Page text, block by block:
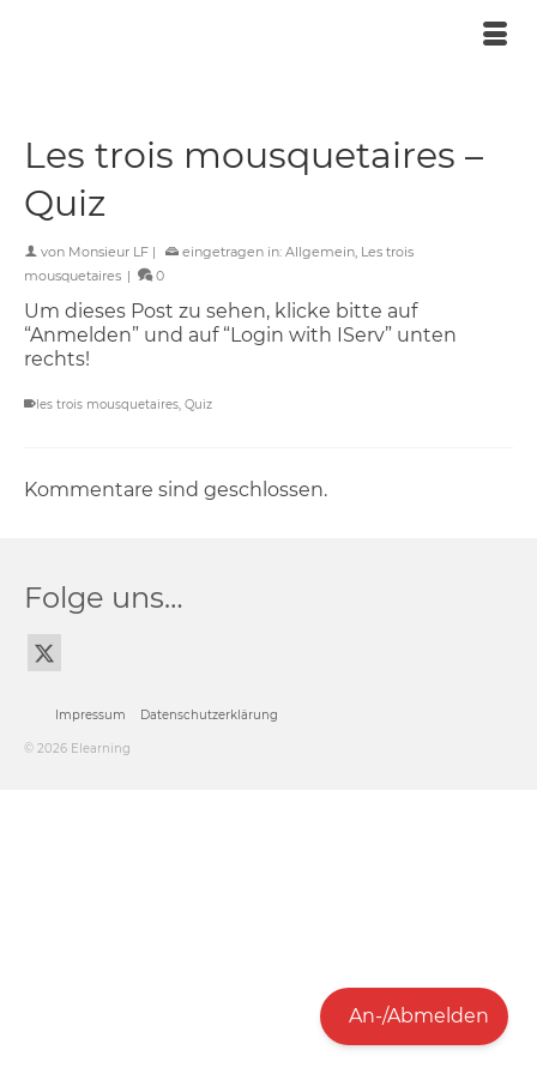
Les trois mousquetaires –
Quiz
von Monsieur LF | eingetragen in: Allgemein, Les trois
mousquetaires | 0
Um dieses Post zu sehen, klicke bitte auf
“Anmelden” und auf “Login with IServ” unten
rechts!
les trois mousquetaires, Quiz
Kommentare sind geschlossen.
Folge uns…
Impressum Datenschutzerklärung
© 2026 Elearning
An-/Abmelden